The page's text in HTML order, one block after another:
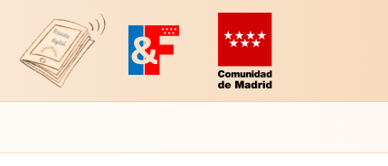
Revista Digital de EducaMadridPlataforma de Innovación y Formación
Comunidad de Madrid